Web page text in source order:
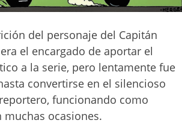
del personaje del Capitán
el encargado de aportar el
a la serie, pero lentamente fue
convertirse en el silencioso
funcionando como
ocasiones.